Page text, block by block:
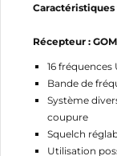
Récepteur :
16 fréquences
Bande de
Système
coupure
Squelch
Utilisation